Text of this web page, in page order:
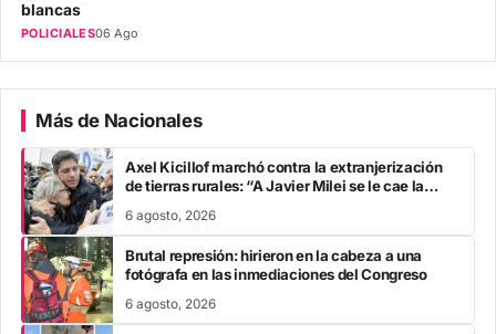
blancas
POLICIALES06 Ago
Más de Nacionales
Axel Kicillof marchó contra la extranjerización
de tierras rurales: “A Javier Milei se le cae la
6 agosto, 2026
Brutal represión: hirieron en la cabeza a una
fotógrafa en las inmediaciones del Congreso
6 agosto, 2026